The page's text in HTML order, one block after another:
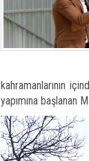
kahramanlarının
yapımına başlanan